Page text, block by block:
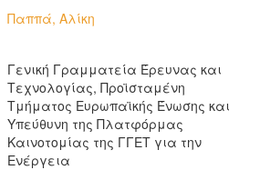
Παππά, Αλίκη
Γενική Γραμματεία Έρευνας και
Τεχνολογίας, Προϊσταμένη
Τμήματος Ευρωπαϊκής Ένωσης και
Υπεύθυνη της Πλατφόρμας
Καινοτομίας της ΓΓΕΤ για την
Ενέργεια